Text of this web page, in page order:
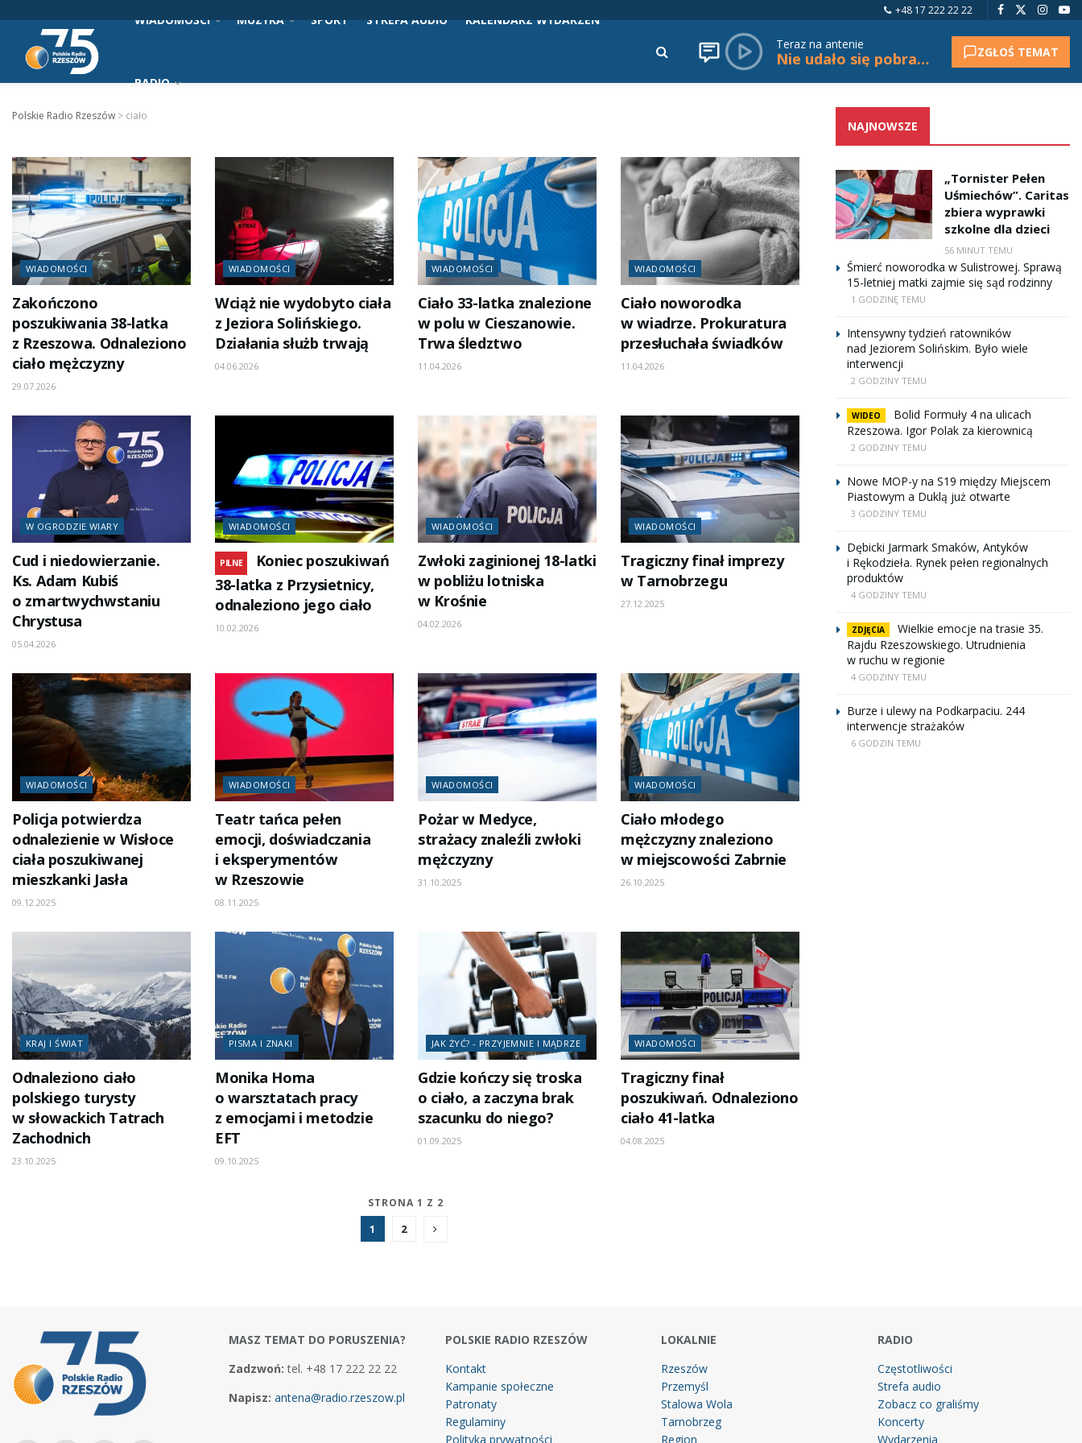
+48 17 222 22 22
WIADOMOŚCI MUZYKA SPORT STREFA AUDIO KALENDARZ WYDARZEŃ
RADIO
Teraz na antenie
Nie udało się pobrać tytułu. ZGŁOŚ TEMAT
Polskie Radio Rzeszów > ciało
WIADOMOŚCI
Zakończono
poszukiwania 38-latka
z Rzeszowa. Odnaleziono
ciało mężczyzny
29.07.2026
WIADOMOŚCI
Wciąż nie wydobyto ciała
z Jeziora Solińskiego.
Działania służb trwają
04.06.2026
WIADOMOŚCI
Ciało 33-latka znalezione
w polu w Cieszanowie.
Trwa śledztwo
11.04.2026
WIADOMOŚCI
Ciało noworodka
w wiadrze. Prokuratura
przesłuchała świadków
11.04.2026
W OGRODZIE WIARY
Cud i niedowierzanie.
Ks. Adam Kubiś
o zmartwychwstaniu
Chrystusa
05.04.2026
WIADOMOŚCI
PILNE
Koniec poszukiwań
38-latka z Przysietnicy,
odnaleziono jego ciało
10.02.2026
WIADOMOŚCI
Zwłoki zaginionej 18-latki
w pobliżu lotniska
w Krośnie
04.02.2026
WIADOMOŚCI
Tragiczny finał imprezy
w Tarnobrzegu
27.12.2025
WIADOMOŚCI
Policja potwierdza
odnalezienie w Wisłoce
ciała poszukiwanej
mieszkanki Jasła
09.12.2025
WIADOMOŚCI
Teatr tańca pełen
emocji, doświadczania
i eksperymentów
w Rzeszowie
08.11.2025
WIADOMOŚCI
Pożar w Medyce,
strażacy znaleźli zwłoki
mężczyzny
31.10.2025
WIADOMOŚCI
Ciało młodego
mężczyzny znaleziono
w miejscowości Zabrnie
26.10.2025
KRAJ I ŚWIAT
Odnaleziono ciało
polskiego turysty
w słowackich Tatrach
Zachodnich
23.10.2025
PISMA I ZNAKI
Monika Homa
o warsztatach pracy
z emocjami i metodzie
EFT
09.10.2025
JAK ŻYĆ? - PRZYJEMNIE I MĄDRZE
Gdzie kończy się troska
o ciało, a zaczyna brak
szacunku do niego?
01.09.2025
WIADOMOŚCI
Tragiczny finał
poszukiwań. Odnaleziono
ciało 41-latka
04.08.2025
STRONA 1 Z 2
1 2
NAJNOWSZE
„Tornister Pełen
Uśmiechów”. Caritas
zbiera wyprawki
szkolne dla dzieci
56 MINUT TEMU
Śmierć noworodka w Sulistrowej. Sprawą
15-letniej matki zajmie się sąd rodzinny
1 GODZINĘ TEMU
Intensywny tydzień ratowników
nad Jeziorem Solińskim. Było wiele
interwencji
2 GODZINY TEMU
WIDEO
Bolid Formuły 4 na ulicach
Rzeszowa. Igor Polak za kierownicą
2 GODZINY TEMU
Nowe MOP-y na S19 między Miejscem
Piastowym a Duklą już otwarte
3 GODZINY TEMU
Dębicki Jarmark Smaków, Antyków
i Rękodzieła. Rynek pełen regionalnych
produktów
4 GODZINY TEMU
ZDJĘCIA
Wielkie emocje na trasie 35.
Rajdu Rzeszowskiego. Utrudnienia
w ruchu w regionie
4 GODZINY TEMU
Burze i ulewy na Podkarpaciu. 244
interwencje strażaków
6 GODZIN TEMU
MASZ TEMAT DO PORUSZENIA?
Zadzwoń: tel. +48 17 222 22 22
Napisz: antena@radio.rzeszow.pl
POLSKIE RADIO RZESZÓW
Kontakt
Kampanie społeczne
Patronaty
Regulaminy
Polityka prywatności
LOKALNIE
Rzeszów
Przemyśl
Stalowa Wola
Tarnobrzeg
Region
RADIO
Częstotliwości
Strefa audio
Zobacz co graliśmy
Koncerty
Wydarzenia